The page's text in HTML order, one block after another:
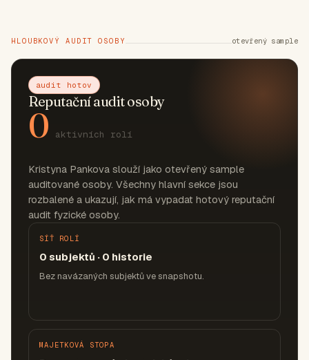
HLOUBKOVÝ AUDIT OSOBY otevřený sample
audit hotov
Reputační audit osoby
0 aktivních rolí
Kristyna Pankova slouží jako otevřený sample
auditované osoby. Všechny hlavní sekce jsou
rozbalené a ukazují, jak má vypadat hotový reputační
audit fyzické osoby.
SÍŤ ROLÍ
0 subjektů · 0 historie
Bez navázaných subjektů ve snapshotu.
MAJETKOVÁ STOPA